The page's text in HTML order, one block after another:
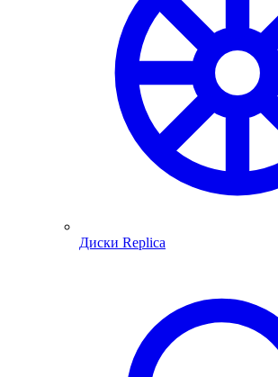
Диски Replica